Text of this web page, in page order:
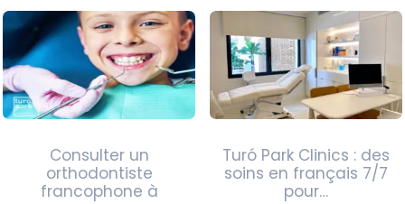
Consulter un
orthodontiste
francophone à
Turó Park Clinics : des
soins en français 7/7
pour…